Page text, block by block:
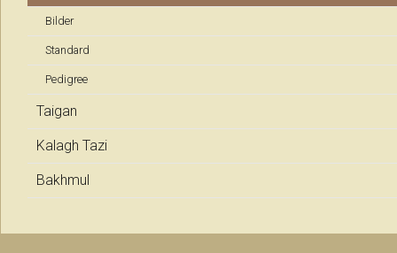
Bilder
Standard
Pedigree
Taigan
Kalagh Tazi
Bakhmul